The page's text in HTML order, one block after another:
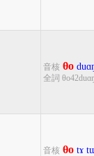
音核 θo
全詞
音核 θo tɤ